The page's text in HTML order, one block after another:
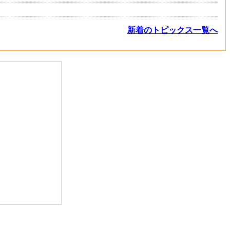
新着のトピックス一覧へ